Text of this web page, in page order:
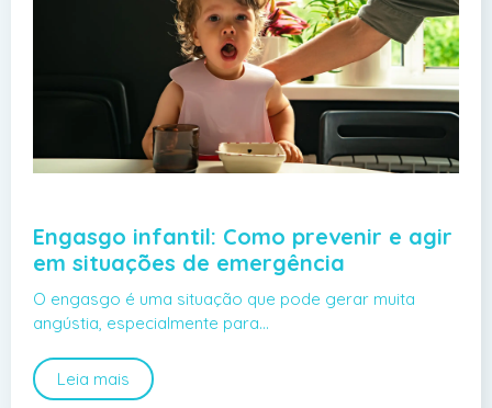
Engasgo infantil: Como prevenir e agir
em situações de emergência
O engasgo é uma situação que pode gerar muita
angústia, especialmente para…
Leia mais